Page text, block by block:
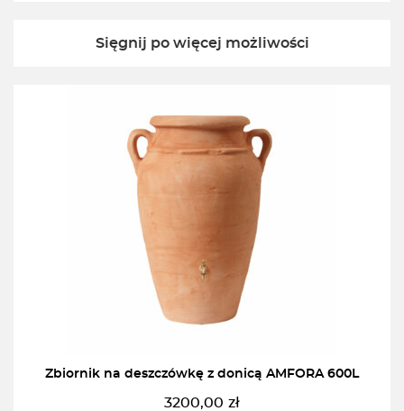
Sięgnij po więcej możliwości
Zbiornik na deszczówkę z donicą AMFORA 600L
3200,00 zł